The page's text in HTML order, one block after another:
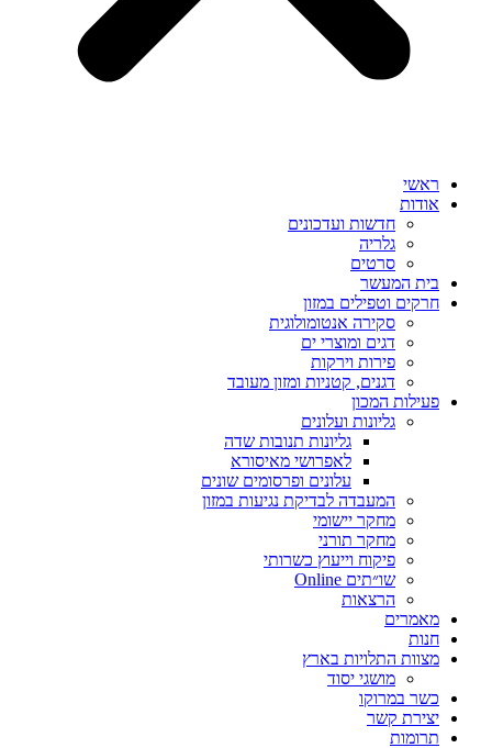
ראשי
אודות
חדשות ועדכונים
גלריה
סרטים
בית המעשר
חרקים וטפילים במזון
סקירה אנטומולוגית
דגים ומוצרי ים
פירות וירקות
דגנים, קטניות ומזון מעובד
פעילות המכון
גליונות ועלונים
גליונות תנובות שדה
לאפרושי מאיסורא
עלונים ופרסומים שונים
המעבדה לבדיקת נגיעות במזון
מחקר יישומי
מחקר תורני
פיקוח וייעוץ כשרותי
שו״תים Online
הרצאות
מאמרים
חנות
מצוות התלויות בארץ
מושגי יסוד
כשר במרוקו
יצירת קשר
תרומות